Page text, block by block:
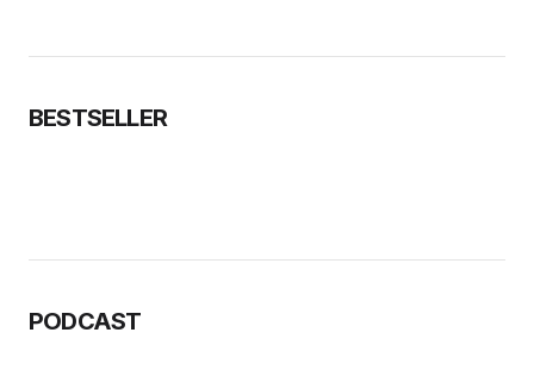
BESTSELLER
PODCAST